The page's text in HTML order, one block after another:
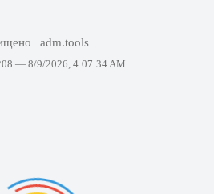
adm.tools
— 8/9/2026, 4:07:34 AM